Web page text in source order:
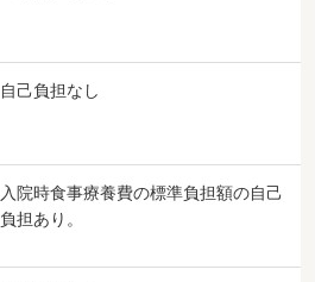
自己負担なし
入院時食事療養費の標準負担額の自己
負担あり。